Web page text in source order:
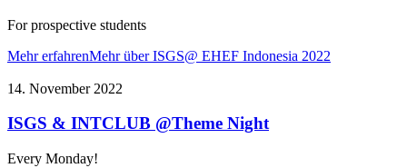
For prospective students
Mehr erfahrenMehr über ISGS@ EHEF Indonesia 2022
14. November 2022
ISGS & INTCLUB @Theme Night
Every Monday!